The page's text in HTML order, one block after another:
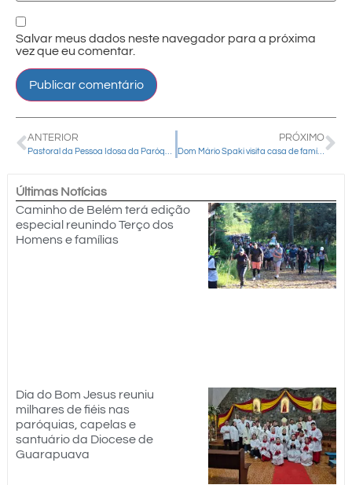
Salvar meus dados neste navegador para a próxima
vez que eu comentar.
ANTERIOR PRÓXIMO
Dom Mário Spaki visita casa de família guineense e vivencia realidade de simplicidade e fé na Guiné-Bissau
Últimas Notícias
Caminho de Belém terá edição
especial reunindo Terço dos
Homens e famílias
Dia do Bom Jesus reuniu
milhares de fiéis nas
paróquias, capelas e
santuário da Diocese de
Guarapuava